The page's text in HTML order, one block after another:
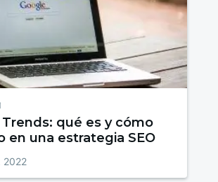
qué es y cómo
en una estrategia SEO
2022